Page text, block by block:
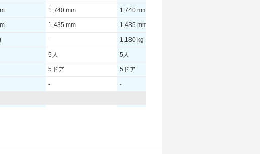
1,740 mm 1,740 mm
1,435 mm 1,435 mm
- 1,180 kg
5人 5人
5ドア 5ドア
- -